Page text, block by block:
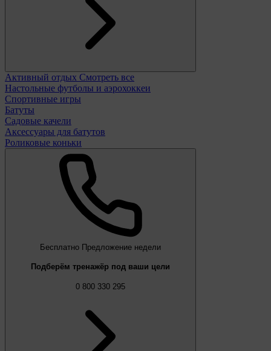
Активный отдых Смотреть все
Настольные футболы и аэрохоккеи
Спортивные игры
Батуты
Садовые качели
Аксессуары для батутов
Роликовые коньки
Бесплатно Предложение недели
Подберём тренажёр под ваши цели
0 800 330 295